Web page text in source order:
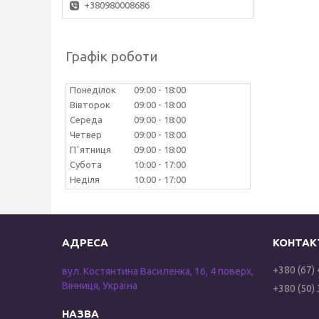
+380980008686
Графік роботи
Понеділок 09:00
18:00
Вівторок
09:00
18:00
Середа
09:00
18:00
Четвер
09:00
18:00
Пʼятниця
09:00
18:00
Субота
10:00
17:00
Неділя
10:00 17:00
вул. Костянтина Василенка, 16, 4 поверх,
Вінниця, Україна
+380 (67)
+380 (50)